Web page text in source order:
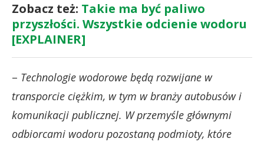
Zobacz też: Takie ma być paliwo
przyszłości. Wszystkie odcienie wodoru
[EXPLAINER]
– Technologie wodorowe będą rozwijane w
transporcie ciężkim, w tym w branży autobusów i
komunikacji publicznej. W przemyśle głównymi
odbiorcami wodoru pozostaną podmioty, które